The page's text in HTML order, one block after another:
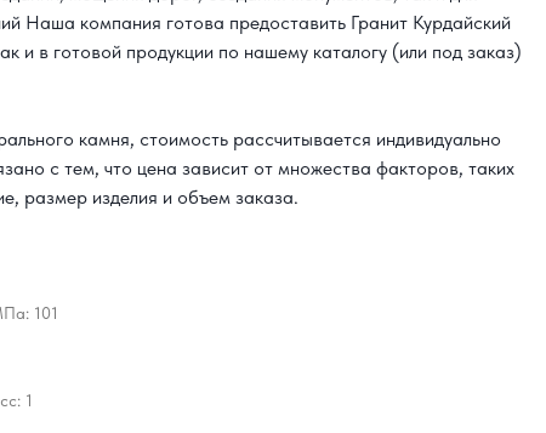
Наша компания готова предоставить Гранит Курдайский
и в готовой продукции по нашему каталогу (или под заказ)
камня, стоимость рассчитывается индивидуально
с тем, что цена зависит от множества факторов, таких
размер изделия и объем заказа.
101
1